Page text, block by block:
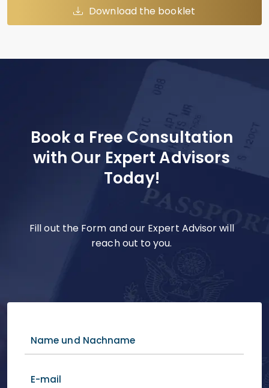
Download the booklet
Book a Free Consultation
with Our Expert Advisors
Today!
Fill out the Form and our Expert Advisor will
reach out to you.